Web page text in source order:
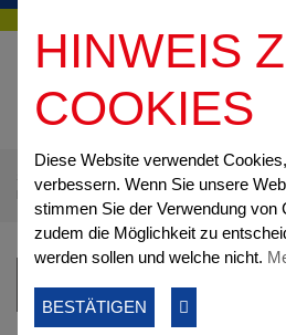
HINWEIS
COOKIES
Diese Website verwendet
verbessern. Wenn Sie unsere
stimmen Sie der Verwendung von
zudem die Möglichkeit zu
werden sollen und welche nicht.
BESTÄTIGEN
Startseite Online-Shop
InfraWeeder - Ronco
Kategorien